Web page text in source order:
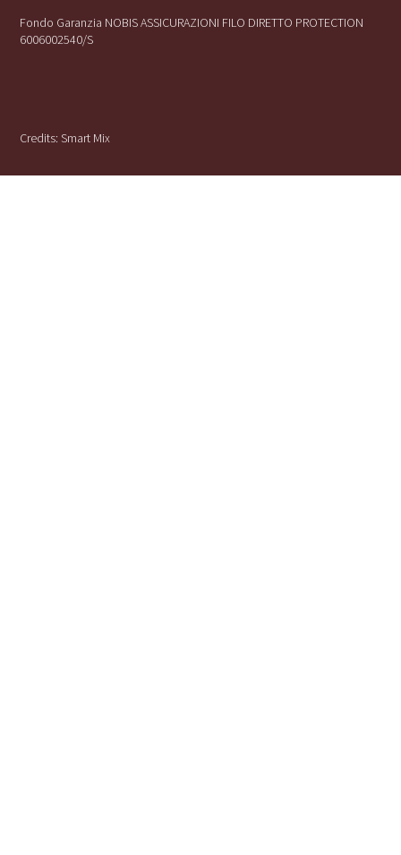
Fondo Garanzia NOBIS ASSICURAZIONI FILO DIRETTO PROTECTION
6006002540/S
Credits:Smart Mix